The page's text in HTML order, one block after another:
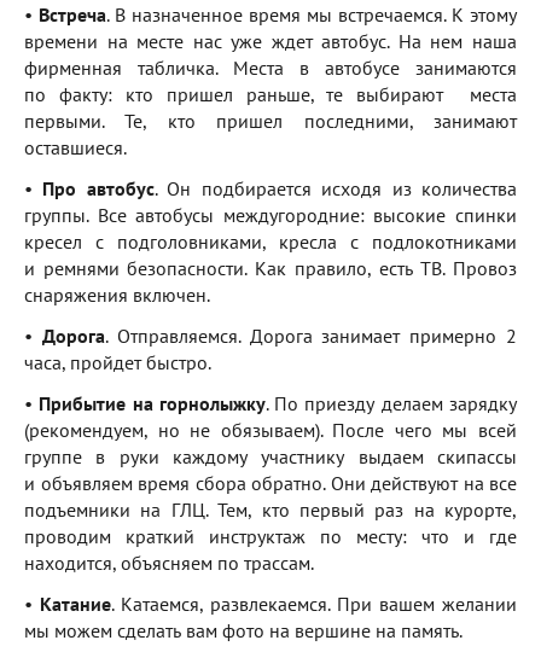
• Встреча. В назначенное время мы встречаемся. К этому
времени на месте нас уже ждет автобус. На нем наша
фирменная табличка. Места в автобусе занимаются
по факту: кто пришел раньше, те выбирают места
первыми. Те, кто пришел последними, занимают
оставшиеся.
• Про автобус. Он подбирается исходя из количества
группы. Все автобусы междугородние: высокие спинки
кресел с подголовниками, кресла с подлокотниками
и ремнями безопасности. Как правило, есть ТВ. Провоз
снаряжения включен.
• Дорога. Отправляемся. Дорога занимает примерно 2
часа, пройдет быстро.
• Прибытие на горнолыжку. По приезду делаем зарядку
(рекомендуем, но не обязываем). После чего мы всей
группе в руки каждому участнику выдаем скипассы
и объявляем время сбора обратно. Они действуют на все
подъемники на ГЛЦ. Тем, кто первый раз на курорте,
проводим краткий инструктаж по месту: что и где
находится, объясняем по трассам.
• Катание. Катаемся, развлекаемся. При вашем желании
мы можем сделать вам фото на вершине на память.